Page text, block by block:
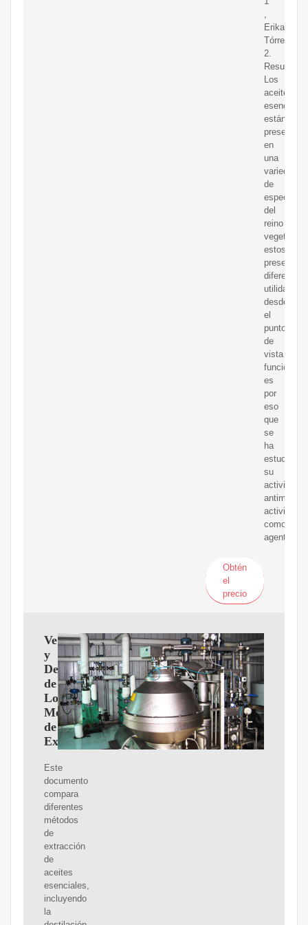
Erika
Tórrez
2.
Resumen.
Los
aceites
esenciales
están
presentes
en
una
variedad
de
especies
del
reino
vegetal,
estos
presentan
diferentes
utilidades
desde
el
punto
de
vista
funcional,
es
por
eso
que
se
ha
estudiado
su
actividad
actividad
como
agente
Obtén
el
precio
Ventajas
y
Desventajas
de
Los
Metodos
de
Extraccion
Este
documento
compara
diferentes
métodos
de
extracción
de
aceites
esenciales,
incluyendo
la